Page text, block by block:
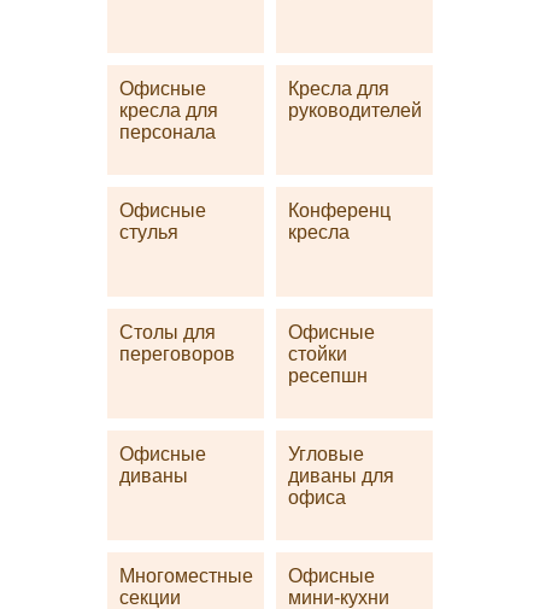
Офисные
кресла для
персонала
Кресла для
руководителей
Офисные
стулья
Конференц
кресла
Столы для
переговоров
Офисные
стойки
ресепшн
Офисные
диваны
Угловые
диваны для
офиса
Многоместные
секции
Офисные
мини-кухни